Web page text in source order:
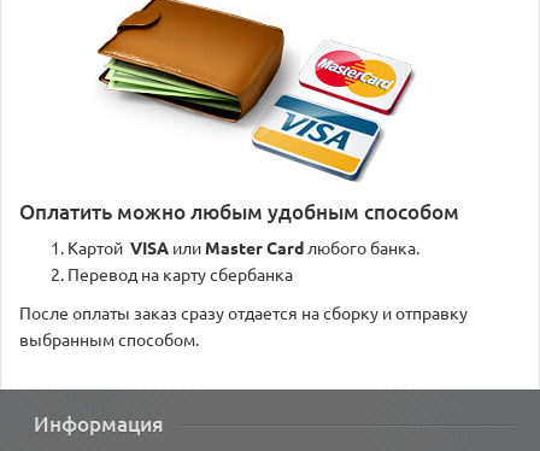
Оплатить можно любым удобным способом
Картой VISA или Master Card любого банка.
Перевод на карту сбербанка
После оплаты заказ сразу отдается на сборку и отправку
выбранным способом.
Информация